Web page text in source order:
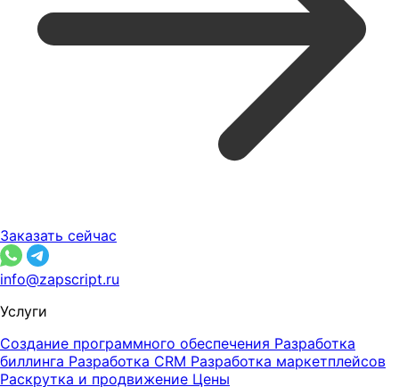
Заказать сейчас
info@zapscript.ru
Услуги
Создание программного обеспечения Разработка
биллинга Разработка CRM Разработка маркетплейсов
Раскрутка и продвижение Цены